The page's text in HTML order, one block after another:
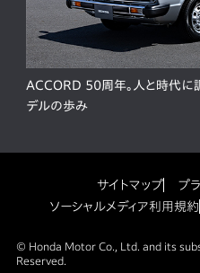
ACCORD 50周年。人と時代に
デルの歩み
サイトマップ
プ
ソーシャルメディア利用規約
© Honda Motor Co., Ltd. and its
Reserved.